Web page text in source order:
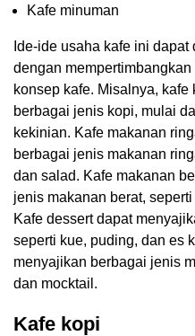
Kafe minuman
Ide-ide usaha kafe ini
dengan
konsep kafe. Misalnya,
berbagai jenis kopi, mulai
kekinian. Kafe makanan
berbagai jenis makanan
dan salad. Kafe makanan
jenis makanan berat,
Kafe dessert dapat
seperti kue, puding, dan es
menyajikan berbagai jenis
dan mocktail.
Kafe kopi